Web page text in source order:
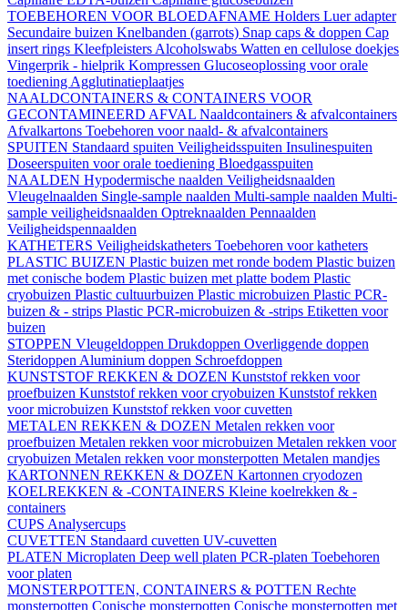
TOEBEHOREN VOOR BLOEDAFNAME Holders Luer adapter
Secundaire buizen Knelbanden (garrots) Snap caps & doppen Cap
insert rings Kleefpleisters Alcoholswabs Watten en cellulose doekjes
Vingerprik - hielprik Kompressen Glucoseoplossing voor orale
toediening Agglutinatieplaatjes
NAALDCONTAINERS & CONTAINERS VOOR
GECONTAMINEERD AFVAL Naaldcontainers & afvalcontainers
Afvalkartons Toebehoren voor naald- & afvalcontainers
SPUITEN Standaard spuiten Veiligheidsspuiten Insulinespuiten
Doseerspuiten voor orale toediening Bloedgasspuiten
NAALDEN Hypodermische naalden Veiligheidsnaalden
Vleugelnaalden Single-sample naalden Multi-sample naalden Multi-
sample veiligheidsnaalden Optreknaalden Pennaalden
Veiligheidspennaalden
KATHETERS Veiligheidskatheters Toebehoren voor katheters
PLASTIC BUIZEN Plastic buizen met ronde bodem Plastic buizen
met conische bodem Plastic buizen met platte bodem Plastic
cryobuizen Plastic cultuurbuizen Plastic microbuizen Plastic PCR-
buizen & - strips Plastic PCR-microbuizen & -strips Etiketten voor
buizen
STOPPEN Vleugeldoppen Drukdoppen Overliggende doppen
Steridoppen Aluminium doppen Schroefdoppen
KUNSTSTOF REKKEN & DOZEN Kunststof rekken voor
proefbuizen Kunststof rekken voor cryobuizen Kunststof rekken
voor microbuizen Kunststof rekken voor cuvetten
METALEN REKKEN & DOZEN Metalen rekken voor
proefbuizen Metalen rekken voor microbuizen Metalen rekken voor
cryobuizen Metalen rekken voor monsterpotten Metalen mandjes
KARTONNEN REKKEN & DOZEN Kartonnen cryodozen
KOELREKKEN & -CONTAINERS Kleine koelrekken & -
containers
CUPS Analysercups
CUVETTEN Standaard cuvetten UV-cuvetten
PLATEN Microplaten Deep well platen PCR-platen Toebehoren
voor platen
MONSTERPOTTEN, CONTAINERS & POTTEN Rechte
monsterpotten Conische monsterpotten Conische monsterpotten met